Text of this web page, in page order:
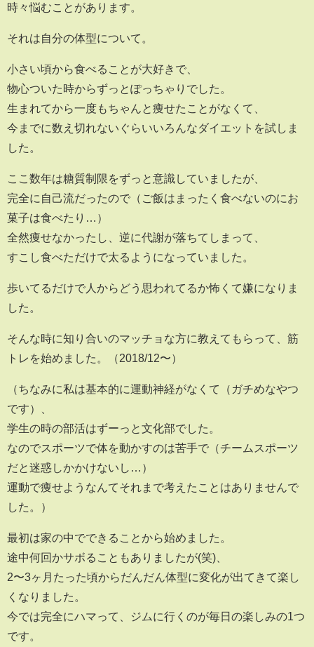
時々悩むことがあります。
それは自分の体型について。
小さい頃から食べることが大好きで、
物心ついた時からずっとぽっちゃりでした。
生まれてから一度もちゃんと痩せたことがなくて、
今までに数え切れないぐらいいろんなダイエットを試しま
した。
ここ数年は糖質制限をずっと意識していましたが、
完全に自己流だったので（ご飯はまったく食べないのにお
菓子は食べたり…）
全然痩せなかったし、逆に代謝が落ちてしまって、
すこし食べただけで太るようになっていました。
歩いてるだけで人からどう思われてるか怖くて嫌になりま
した。
そんな時に知り合いのマッチョな方に教えてもらって、筋
トレを始めました。（2018/12〜）
（ちなみに私は基本的に運動神経がなくて（ガチめなやつ
です）、
学生の時の部活はずーっと文化部でした。
なのでスポーツで体を動かすのは苦手で（チームスポーツ
だと迷惑しかかけないし…）
運動で痩せようなんてそれまで考えたことはありませんで
した。）
最初は家の中でできることから始めました。
途中何回かサボることもありましたが(笑)、
2〜3ヶ月たった頃からだんだん体型に変化が出てきて楽し
くなりました。
今では完全にハマって、ジムに行くのが毎日の楽しみの1つ
です。